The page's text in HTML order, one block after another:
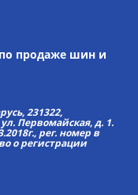
продаже шин и
231322,
Первомайская, д. 1.
рег. номер в
о регистрации